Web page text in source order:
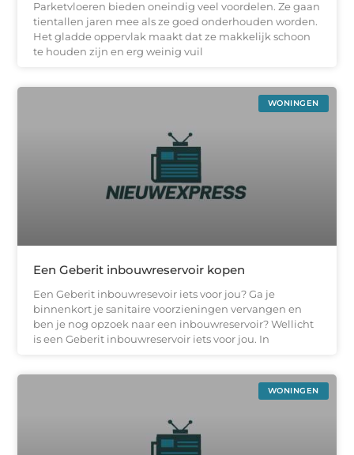
Parketvloeren bieden oneindig veel voordelen. Ze gaan
tientallen jaren mee als ze goed onderhouden worden.
Het gladde oppervlak maakt dat ze makkelijk schoon
te houden zijn en erg weinig vuil
WONINGEN
Een Geberit inbouwreservoir kopen
Een Geberit inbouwresevoir iets voor jou? Ga je
binnenkort je sanitaire voorzieningen vervangen en
ben je nog opzoek naar een inbouwreservoir? Wellicht
is een Geberit inbouwreservoir iets voor jou. In
WONINGEN